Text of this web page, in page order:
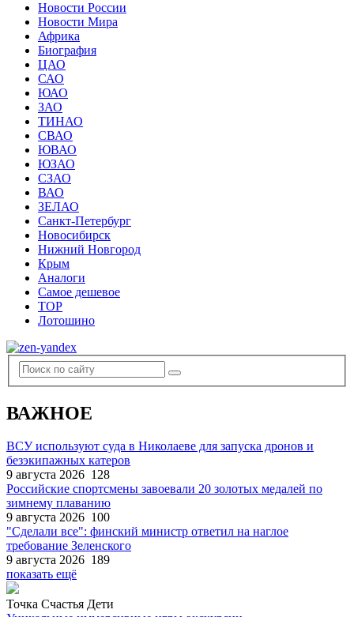
Новости России
Новости Мира
Африка
Биография
ЦАО
САО
ЮАО
ЗАО
ТИНАО
СВАО
ЮВАО
ЮЗАО
СЗАО
ВАО
ЗЕЛАО
Санкт-Петербург
Новосибирск
Нижний Новгород
Крым
Аналоги
Самое дешевое
TOP
Лотошино
ВАЖНОЕ
ВСУ используют суда в Николаеве для запуска дронов и
безэкипажных катеров
9 августа 2026 128
Российские спортсмены завоевали 20 золотых медалей по
зимнему плаванию
9 августа 2026 100
"Сделали все": финский министр ответил на наглое
требование Зеленского
9 августа 2026 189
показать ещё
Точка Счастья Дети